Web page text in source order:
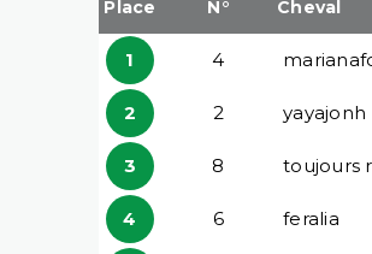
Place N° Cheval
1 4
2 2 yayajonh
3 8 toujours
4 6 feralia